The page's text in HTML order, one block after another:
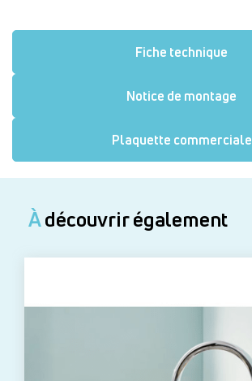
Fiche technique
Notice de montage
Plaquette commerciale
Àdécouvrir également